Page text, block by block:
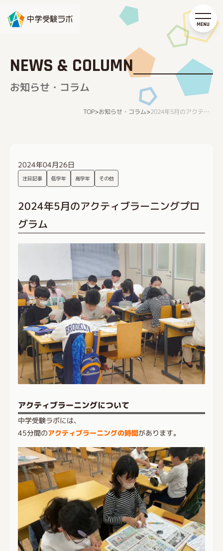
NEWS & COLUMN
お知らせ・コラム
TOP>お知らせ・コラム> 2024年5月のアクティブラーニングプログラム
注目記事 低学年 高学年 その他
2024年04月26日
2024年5月のアクティブラーニングプロ
グラム
アクティブラーニングについて
中学受験ラボには、
45分間のアクティブラーニングの時間があります。